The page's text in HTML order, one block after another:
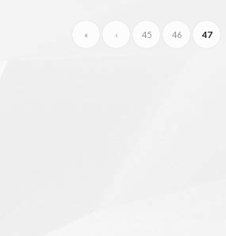
« ‹ 45 46 47